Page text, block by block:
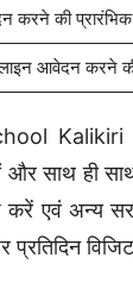
की प्रारंभिक
आवेदन करने की
और साथ ही
एवं अन्य